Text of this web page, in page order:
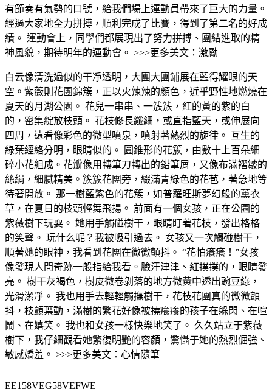
有節奏有氣勢的口號，給我們場上運動員帶來了巨大的力量。
經過大家地全力拼搏，順利完成了比賽，得到了第二名的好成
績。 運動會上，同學們都展現出了努力拼搏、團結進取的精
神風貌，期待明年的運動會。 >>>更多美文：激勵
白云像清洗過似的干凈透明，大團大團鋪展在藍得耀眼的天
空。紫薇則花團錦簇，正以火辣辣的顏色，近乎野性地燃燒在
夏天的月湖公園。 花兒一串串、一簇簇，紅的黃的紫的白
的，密集綻放枝頭。 花枝修長纖細，或直指藍天，或伸展向
四周，遠看像彩色的微型噴泉，噴射著熱烈的旋律。 互生的
綠葉經絡分明，眼睛似的。 圓錐形的花簇，由數十上百朵細
碎小花組成。花瓣像用轉筆刀轉出的鉛筆屑，又像布滿褶皺的
絲絹，細膩精美。簇簇花團旁，綴滿青綠色的花苞，著急地等
待著開放。 那一樹藍紫色的花簇，如普羅旺斯夢幻般的薰衣
草，在夏日的枝頭輕舞飛揚。 前面有一個女孩，正在公園的
紫薇樹下玩耍。 她用手觸碰樹干，眼睛盯著花枝，發出格格
的笑聲。 玩什么呢？我被吸引過去。 女孩又一次觸碰樹干，
順著她的眼神，我看到花團在微微顫抖。 “花怕癢癢！”女孩
像發現人間奇跡一般指給我看。臉汗津津、紅撲撲的，眼睛發
亮。 樹干灰褐色，樹皮微卷剝落的地方微黃中透出豌豆綠，
光滑潔凈。 我也用手去輕輕觸撫樹干，花枝花團真的微微顫
抖，枝顫葉動，滿樹的繁花好像被撓癢癢的孩子在躲閃、在喧
鬧、在嬉笑。 我也和女孩一樣快樂地笑了。 久久站立于紫薇
樹下，我仔細觀看她繁復明艷的容顏，驚懾于她的熱烈倔強、
敏感嬌羞。 >>>更多美文：心情隨筆
EE158VEG58VEFWE